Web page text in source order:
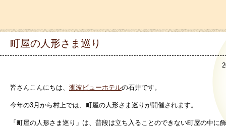
町屋の人形さま巡り
皆さんこんにちは、 瀬波ビューホテルの石井です。
今年の3月から村上では、町屋の人形さま巡りが開催されます。
「町屋の人形さま巡り」は、普段は立ち入ることのできない町屋の中に